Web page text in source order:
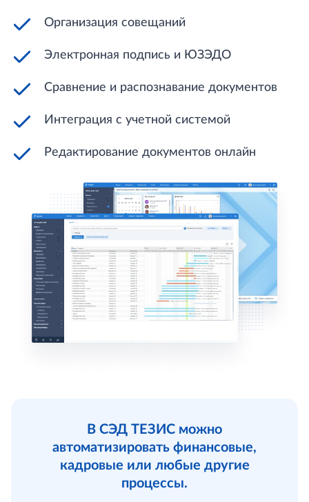
Организация совещаний
Электронная подпись и ЮЗЭДО
Сравнение и распознавание документов
Интеграция с учетной системой
Редактирование документов онлайн
В СЭД ТЕЗИС можно
автоматизировать финансовые,
кадровые или любые другие
процессы.